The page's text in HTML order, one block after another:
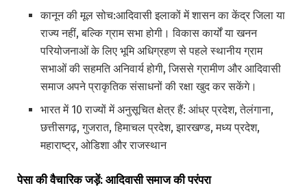
कानून की मूल सोच:आदिवासी इलाकों में शासन का केंद्र जिला या
राज्य नहीं, बल्कि ग्राम सभा होगी। विकास कार्यों या खनन
परियोजनाओं के लिए भूमि अधिग्रहण से पहले स्थानीय ग्राम
सभाओं की सहमति अनिवार्य होगी, जिससे ग्रामीण और आदिवासी
समाज अपने प्राकृतिक संसाधनों की रक्षा खुद कर सकेंगे।
भारत में 10 राज्यों में अनुसूचित क्षेत्र हैं: आंध्र प्रदेश, तेलंगाना,
छत्तीसगढ़, गुजरात, हिमाचल प्रदेश, झारखण्ड, मध्य प्रदेश,
महाराष्ट्र, ओडिशा और राजस्थान
पेसाकीवैचारिकजड़ें: आदिवासीसमाजकीपरंपरा